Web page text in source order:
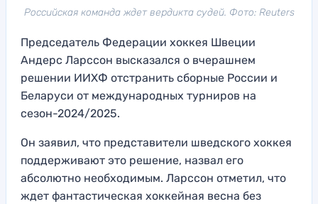
Российская команда ждет вердикта судей. Фото: Reuters
Председатель Федерации хоккея Швеции
Андерс Ларссон высказался о вчерашнем
решении ИИХФ отстранить сборные России и
Беларуси от международных турниров на
сезон-2024/2025.
Он заявил, что представители шведского хоккея
поддерживают это решение, назвал его
абсолютно необходимым. Ларссон отметил, что
ждет фантастическая хоккейная весна без